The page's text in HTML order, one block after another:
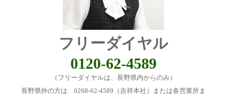
フリーダイヤル
0120-62-4589
（フリーダイヤルは、長野県内からのみ）
長野県外の方は 0268-62-4589（吉祥本社）または各営業所ま